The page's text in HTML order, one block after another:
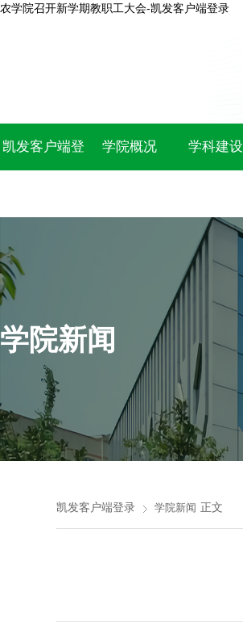
农学院召开新学期教职工大会-凯发客户端登录
凯发客户端登 学院概况 学科建设
学院新闻
凯发客户端登录 学院新闻 正文